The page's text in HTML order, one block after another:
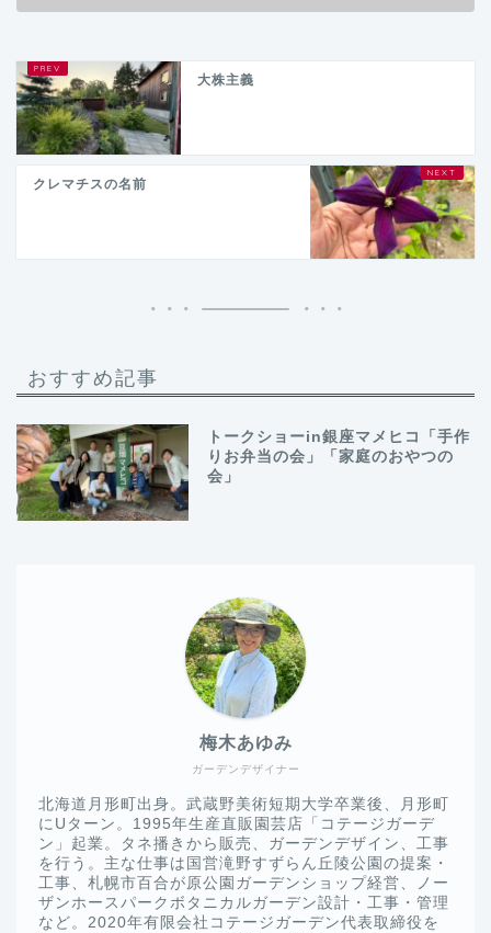
大株主義
クレマチスの名前
おすすめ記事
トークショーin銀座マメヒコ「手作
りお弁当の会」「家庭のおやつの
会」
ガーデンデザイナー
梅木あゆみ
北海道月形町出身。武蔵野美術短期大学卒業後、月形町
にUターン。1995年生産直販園芸店「コテージガーデ
ン」起業。タネ播きから販売、ガーデンデザイン、工事
を行う。主な仕事は国営滝野すずらん丘陵公園の提案・
工事、札幌市百合が原公園ガーデンショップ経営、ノー
ザンホースパークボタニカルガーデン設計・工事・管理
など。2020年有限会社コテージガーデン代表取締役を